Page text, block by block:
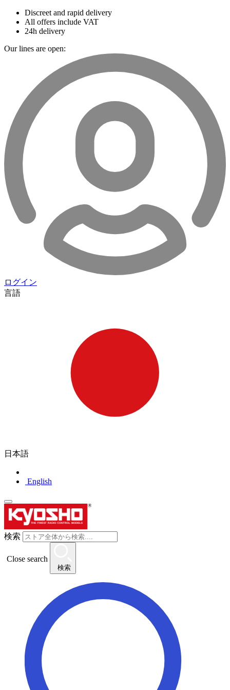
Discreet and rapid delivery
All offers include VAT
24h delivery
Our lines are open:
ログイン
言語
日本語
English
検索
Close search
検索